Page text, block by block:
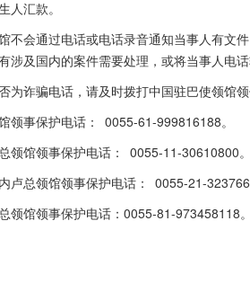
人汇款。
不会通过电话或电话录音通知当事人有文
涉及国内的案件需要处理，或将当事人电
为诈骗电话，请及时拨打中国驻巴使领馆
领事保护电话： 0055-61-999816188。
领馆领事保护电话： 0055-11-30610800
卢总领馆领事保护电话： 0055-21-
领馆领事保护电话：0055-81-973458118